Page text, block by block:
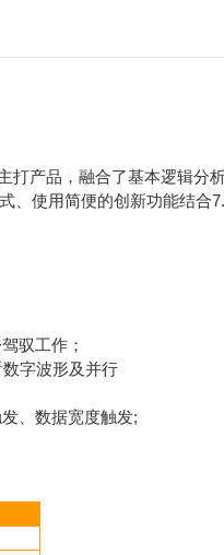
产品，融合了基本逻辑分
使用简便的创新功能结合
驭工作；
字波形及并行
、数据宽度触发;